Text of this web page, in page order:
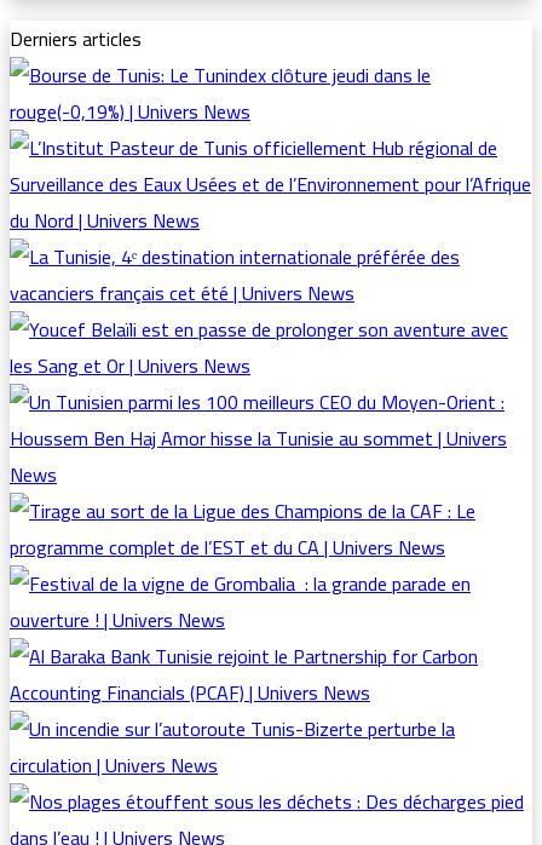
Derniers articles